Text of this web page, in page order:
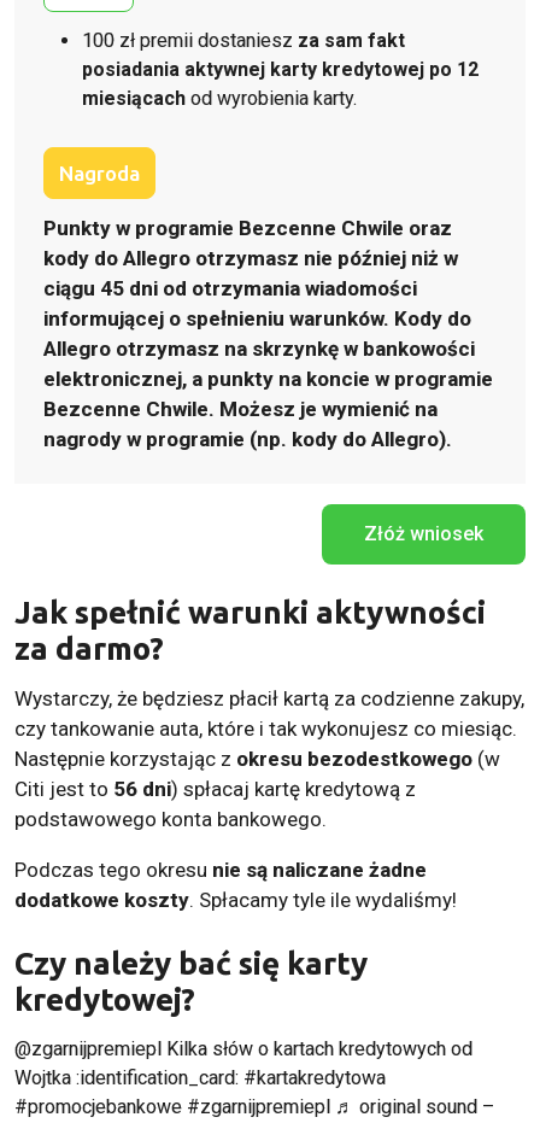
100 zł premii dostaniesz za sam fakt
posiadania aktywnej karty kredytowej po 12
miesiącach od wyrobienia karty.
Nagroda
Punkty w programie Bezcenne Chwile oraz
kody do Allegro otrzymasz nie później niż w
ciągu 45 dni od otrzymania wiadomości
informującej o spełnieniu warunków. Kody do
Allegro otrzymasz na skrzynkę w bankowości
elektronicznej, a punkty na koncie w programie
Bezcenne Chwile. Możesz je wymienić na
nagrody w programie (np. kody do Allegro).
Złóż wniosek
Jak spełnić warunki aktywności
za darmo?
Wystarczy, że będziesz płacił kartą za codzienne zakupy,
czy tankowanie auta, które i tak wykonujesz co miesiąc.
Następnie korzystając z okresu bezodestkowego (w
Citi jest to 56 dni) spłacaj kartę kredytową z
podstawowego konta bankowego.
Podczas tego okresu nie są naliczane żadne
dodatkowe koszty. Spłacamy tyle ile wydaliśmy!
Czy należy bać się karty
kredytowej?
@zgarnijpremiepl Kilka słów o kartach kredytowych od
Wojtka :identification_card: #kartakredytowa
#promocjebankowe #zgarnijpremiepl ♬ original sound –